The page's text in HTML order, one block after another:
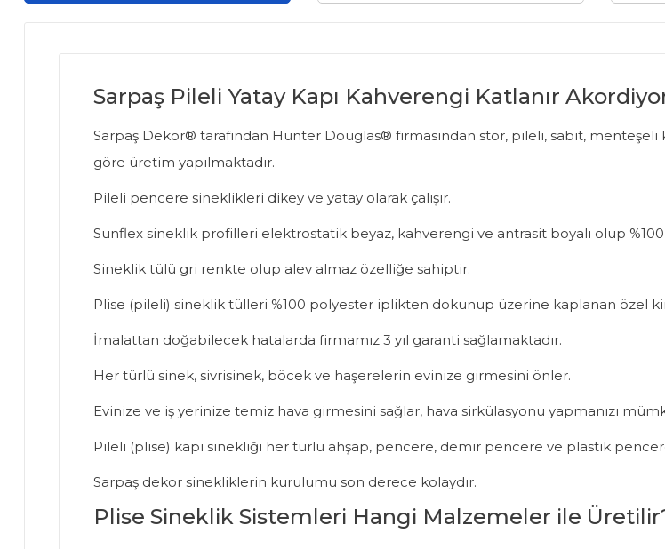
Sarpaş Pileli Yatay Kapı Kahverengi Katlanır
Sarpaş Dekor® tarafından Hunter Douglas® firmasından stor, pileli, sabit,
göre üretim yapılmaktadır.
Pileli pencere sineklikleri dikey ve yatay olarak çalışır.
Sunflex sineklik profilleri elektrostatik beyaz, kahverengi ve antrasit boyalı olup
Sineklik tülü gri renkte olup alev almaz özelliğe sahiptir.
Plise (pileli) sineklik tülleri %100 polyester iplikten dokunup üzerine kaplanan özel
İmalattan doğabilecek hatalarda firmamız 3 yıl garanti sağlamaktadır.
Her türlü sinek, sivrisinek, böcek ve haşerelerin evinize girmesini önler.
Evinize ve iş yerinize temiz hava girmesini sağlar, hava sirkülasyonu yapmanızı
Pileli (plise) kapı sinekliği her türlü ahşap, pencere, demir pencere ve plastik
Sarpaş dekor sinekliklerin kurulumu son derece kolaydır.
Plise Sineklik Sistemleri Hangi Malzemeler ile